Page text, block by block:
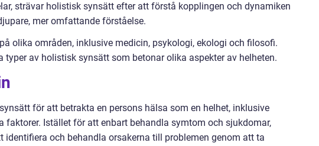
strävar holistisk synsätt efter att förstå kopplingen och dynamiken
mer omfattande förståelse.
olika områden, inklusive medicin, psykologi, ekologi och filosofi.
typer av holistisk synsätt som betonar olika aspekter av helheten.
för att betrakta en persons hälsa som en helhet, inklusive
faktorer. Istället för att enbart behandla symtom och sjukdomar,
och behandla orsakerna till problemen genom att ta